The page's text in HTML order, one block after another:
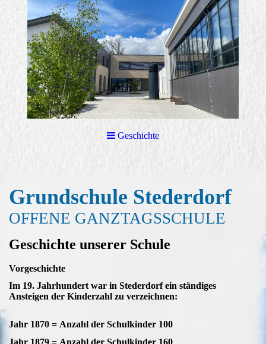
Geschichte
Grundschule Stederdorf
OFFENE GANZTAGSSCHULE
Geschichte unserer Schule
Vorgeschichte
Im 19. Jahrhundert war in Stederdorf ein ständiges
Ansteigen der Kinderzahl zu verzeichnen:
Jahr 1870 = Anzahl der Schulkinder 100
Jahr 1879 = Anzahl der Schulkinder 160